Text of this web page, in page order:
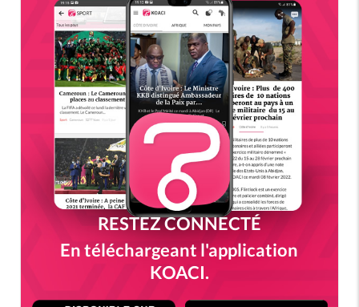
RESTEZ CONNECTÉ
En téléchargeant l'application
KOACI.